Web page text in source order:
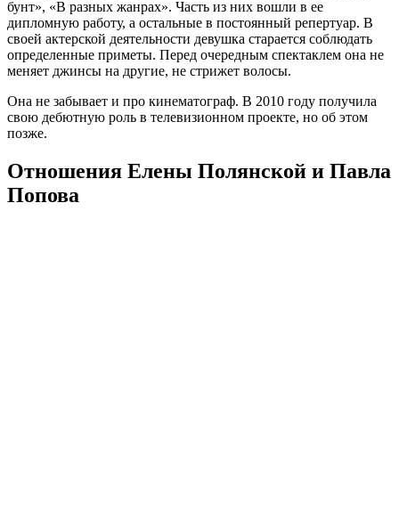
бунт», «В разных жанрах». Часть из них вошли в ее
дипломную работу, а остальные в постоянный репертуар. В
своей актерской деятельности девушка старается соблюдать
определенные приметы. Перед очередным спектаклем она не
меняет джинсы на другие, не стрижет волосы.
Она не забывает и про кинематограф. В 2010 году получила
свою дебютную роль в телевизионном проекте, но об этом
позже.
Отношения Елены Полянской и Павла
Попова